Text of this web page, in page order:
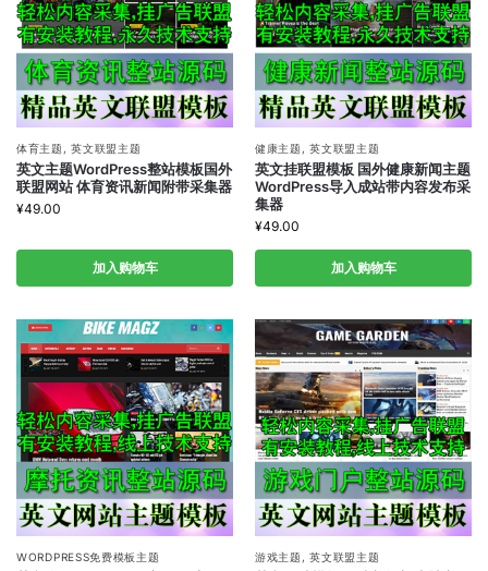
体育主题 ,英文联盟主题
英文主题WordPress整站模板国外
联盟网站 体育资讯新闻附带采集器
¥49.00
加入购物车
健康主题 ,英文联盟主题
英文挂联盟模板 国外健康新闻主题
WordPress导入成站带内容发布采
集器
¥49.00
加入购物车
WORDPRESS免费模板主题 游戏主题 ,英文联盟主题